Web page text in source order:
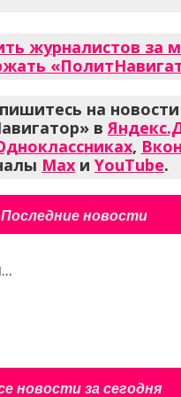
журналистов за
на новости
в
,
Max и YouTube.
Последние новости
новости за сегодня